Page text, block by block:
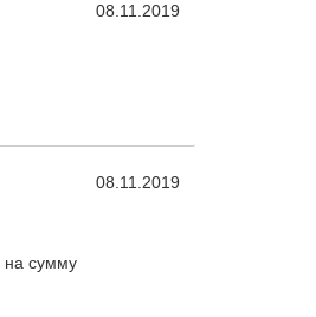
08.11.2019
08.11.2019
на сумму